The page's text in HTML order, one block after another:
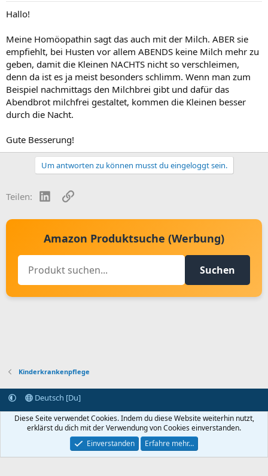
Hallo!
Meine Homöopathin sagt das auch mit der Milch. ABER sie
empfiehlt, bei Husten vor allem ABENDS keine Milch mehr zu
geben, damit die Kleinen NACHTS nicht so verschleimen,
denn da ist es ja meist besonders schlimm. Wenn man zum
Beispiel nachmittags den Milchbrei gibt und dafür das
Abendbrot milchfrei gestaltet, kommen die Kleinen besser
durch die Nacht.
Gute Besserung!
Um antworten zu können musst du eingeloggt sein.
Teilen: LinkedInLink
Amazon Produktsuche (Werbung)
Suchen
Kinderkrankenpflege
Deutsch [Du]
Kontakt aufnehmen
Bedingungen und Regeln
Datenschutz
Startseite
R
S
Community platform by XenForo® © 2010-2024 XenForo Ltd.
Diese Seite verwendet Cookies. Indem du diese Website weiterhin nutzt,
erklärst du dich mit der Verwendung von Cookies einverstanden.
Einverstanden
Erfahre mehr…